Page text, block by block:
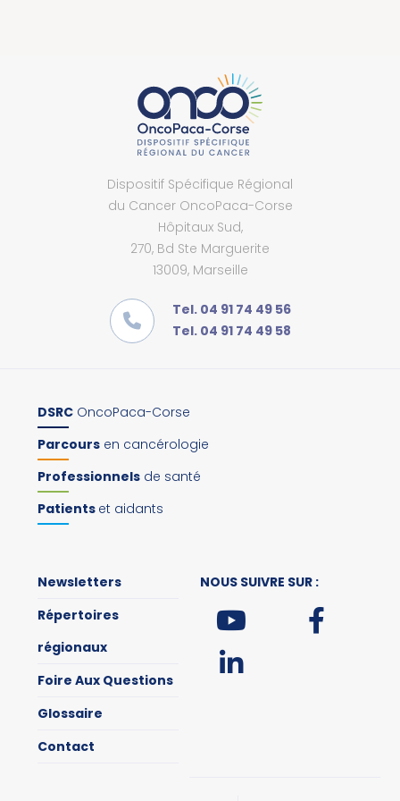
Dispositif Spécifique Régional
du Cancer OncoPaca-Corse
Hôpitaux Sud,
270, Bd Ste Marguerite
13009, Marseille
Tel. 04 91 74 49 56
Tel. 04 91 74 49 58
DSRC OncoPaca-Corse
Parcours en cancérologie
Professionnels de santé
Patients et aidants
Newsletters
Répertoires
régionaux
Foire Aux Questions
Glossaire
Contact
NOUS SUIVRE SUR :